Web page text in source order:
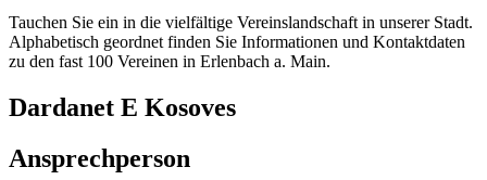
Tauchen Sie ein in die vielfältige Vereinslandschaft in unserer Stadt.
Alphabetisch geordnet finden Sie Informationen und Kontaktdaten
zu den fast 100 Vereinen in Erlenbach a. Main.
Dardanet E Kosoves
Ansprechperson